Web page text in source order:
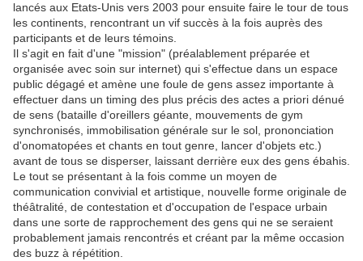
lancés aux Etats-Unis vers 2003 pour ensuite faire le tour de tous
les continents, rencontrant un vif succès à la fois auprès des
participants et de leurs témoins.
Il s'agit en fait d'une "mission" (préalablement préparée et
organisée avec soin sur internet) qui s'effectue dans un espace
public dégagé et amène une foule de gens assez importante à
effectuer dans un timing des plus précis des actes a priori dénué
de sens (bataille d'oreillers géante, mouvements de gym
synchronisés, immobilisation générale sur le sol, prononciation
d'onomatopées et chants en tout genre, lancer d'objets etc.)
avant de tous se disperser, laissant derrière eux des gens ébahis.
Le tout se présentant à la fois comme un moyen de
communication convivial et artistique, nouvelle forme originale de
théâtralité, de contestation et d'occupation de l'espace urbain
dans une sorte de rapprochement des gens qui ne se seraient
probablement jamais rencontrés et créant par la même occasion
des buzz à répétition.